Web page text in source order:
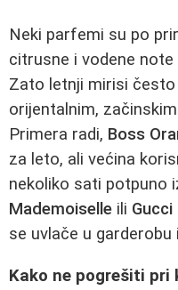
Neki parfemi su po
citrusne i vodene
Zato letnji mirisi
orijentalnim,
Primera radi, Boss
za leto, ali većina
nekoliko sati potpuno
Mademoiselle ili Gucci
se uvlače u
Kako ne pogrešiti